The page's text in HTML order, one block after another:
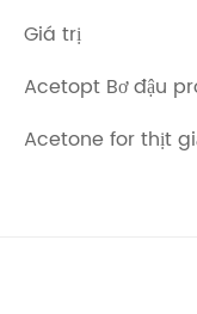
Giá trị
Acetopt Bơ đậu
Acetone for thịt